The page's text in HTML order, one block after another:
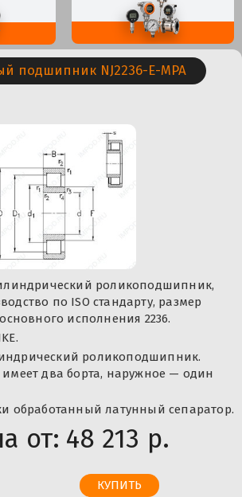
подшипник NJ2236-E-MPA
роликоподшипник,
по ISO стандарту, размер
исполнения 2236.
роликоподшипник.
два борта, наружное — один
обработанный латунный сепаратор.
от: 48 213 р.